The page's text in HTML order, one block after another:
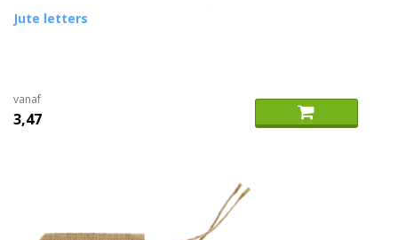
Jute letters
vanaf
3,47